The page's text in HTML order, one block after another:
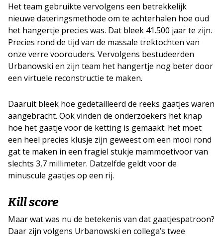
Het team gebruikte vervolgens een betrekkelijk
nieuwe dateringsmethode om te achterhalen hoe oud
het hangertje precies was. Dat bleek 41.500 jaar te zijn.
Precies rond de tijd van de massale trektochten van
onze verre voorouders. Vervolgens bestudeerden
Urbanowski en zijn team het hangertje nog beter door
een virtuele reconstructie te maken.
Daaruit bleek hoe gedetailleerd de reeks gaatjes waren
aangebracht. Ook vinden de onderzoekers het knap
hoe het gaatje voor de ketting is gemaakt: het moet
een heel precies klusje zijn geweest om een mooi rond
gat te maken in een fragiel stukje mammoetivoor van
slechts 3,7 millimeter. Datzelfde geldt voor de
minuscule gaatjes op een rij.
Kill score
Maar wat was nu de betekenis van dat gaatjespatroon?
Daar zijn volgens Urbanowski en collega’s twee